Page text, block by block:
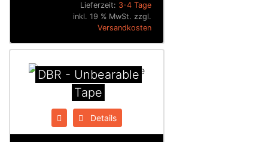
Lieferzeit: 3-4 Tage
inkl. 19 % MwSt. zzgl.
Versandkosten
DBR - Unbearable
Tape
Details